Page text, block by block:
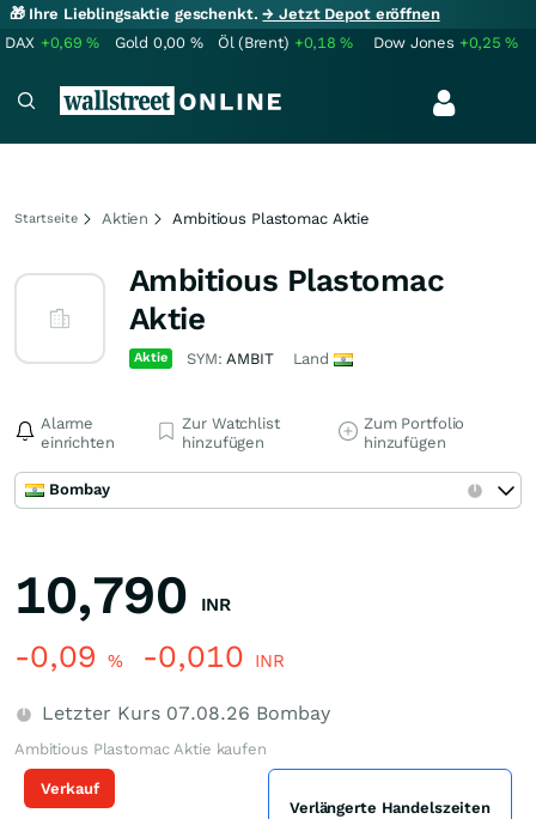
🎁 Ihre Lieblingsaktie geschenkt.→ Jetzt Depot eröffnen
DAX +0,69% Gold 0,00 % Öl (Brent) +0,18% Dow Jones +0,25%
Startseite Aktien Ambitious Plastomac Aktie
Ambitious Plastomac
Aktie
Aktie SYM:AMBIT Land
Alarme
einrichten
Zur Watchlist
hinzufügen
Zum Portfolio
hinzufügen
Bombay
10,790 INR
-0,09 % -0,010 INR
Letzter Kurs 07.08.26 Bombay
Ambitious Plastomac Aktie kaufen
Verkauf
Verlängerte Handelszeiten